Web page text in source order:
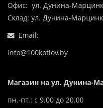
Офис: ул. Дунина-
Склад: ул. Дунина-
Email:
info@100kotlov.by
Магазин на ул. Дунина-
пн.-пт.: с 9.00 до 20.00